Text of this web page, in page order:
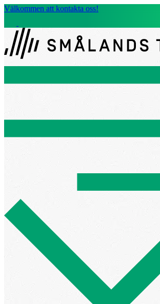
Välkommen att kontakta oss!